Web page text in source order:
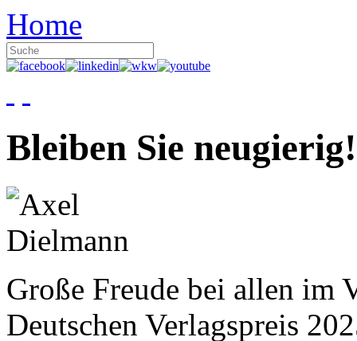
Home
Bleiben Sie neugierig!
Große Freude bei allen im
Deutschen Verlagspreis